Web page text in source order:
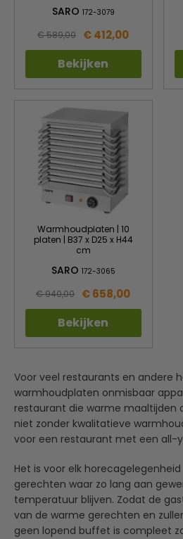
SARO 172-3079
€ 589,00 € 412,00
Bekijken
Warmhoudplaten | 10
platen | B37 x D25 x H44
cm
SARO 172-3065
€ 940,00 € 658,00
Bekijken
Voor veel restaurants en andere
warmhoudplaten onmisbaar
restaurant die warme maaltijden
niet zonder kwalitatieve
voor een restaurant met een
Het is voor elk
gerechten waar zo lang aan
temperatuur blijven. Zodat de
van de warme gerechten en
geen lopend buffet is compleet